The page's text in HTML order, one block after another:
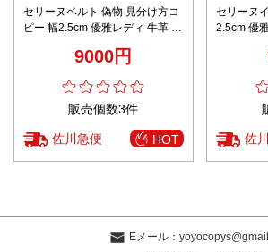
セリーヌベルト 偽物 見分け方コ
ピー 幅2.5cm 優雅レディ 牛革 レ
9000円
販売個数3件
佐川急便 HOT
セリーヌ
2.5cm 優
佐
Eメール：